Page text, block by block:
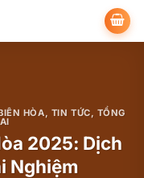
HÒA, TIN TỨC, TỔNG
2025: Dịch
Nghiệm